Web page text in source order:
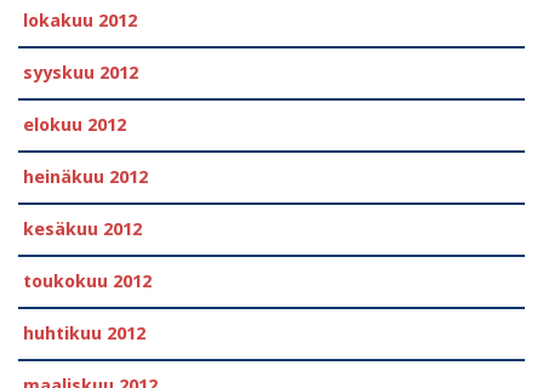
lokakuu 2012
syyskuu 2012
elokuu 2012
heinäkuu 2012
kesäkuu 2012
toukokuu 2012
huhtikuu 2012